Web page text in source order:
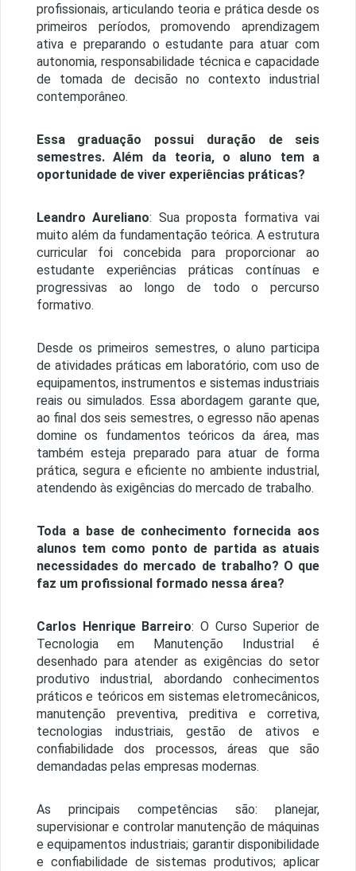
profissionais, articulando teoria e prática desde os
primeiros períodos, promovendo aprendizagem
ativa e preparando o estudante para atuar com
autonomia, responsabilidade técnica e capacidade
de tomada de decisão no contexto industrial
contemporâneo.
Essa graduação possui duração de seis
semestres. Além da teoria, o aluno tem a
oportunidade de viver experiências práticas?
Leandro Aureliano: Sua proposta formativa vai
muito além da fundamentação teórica. A estrutura
curricular foi concebida para proporcionar ao
estudante experiências práticas contínuas e
progressivas ao longo de todo o percurso
formativo.
Desde os primeiros semestres, o aluno participa
de atividades práticas em laboratório, com uso de
equipamentos, instrumentos e sistemas industriais
reais ou simulados. Essa abordagem garante que,
ao final dos seis semestres, o egresso não apenas
domine os fundamentos teóricos da área, mas
também esteja preparado para atuar de forma
prática, segura e eficiente no ambiente industrial,
atendendo às exigências do mercado de trabalho.
Toda a base de conhecimento fornecida aos
alunos tem como ponto de partida as atuais
necessidades do mercado de trabalho? O que
faz um profissional formado nessa área?
Carlos Henrique Barreiro: O Curso Superior de
Tecnologia em Manutenção Industrial é
desenhado para atender as exigências do setor
produtivo industrial, abordando conhecimentos
práticos e teóricos em sistemas eletromecânicos,
manutenção preventiva, preditiva e corretiva,
tecnologias industriais, gestão de ativos e
confiabilidade dos processos, áreas que são
demandadas pelas empresas modernas.
As principais competências são: planejar,
supervisionar e controlar manutenção de máquinas
e equipamentos industriais; garantir disponibilidade
e confiabilidade de sistemas produtivos; aplicar